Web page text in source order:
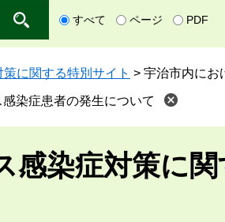
すべて ページ PDF
に関する特別サイト > 宇治市内にお
染症患者の発生について
感染症対策に